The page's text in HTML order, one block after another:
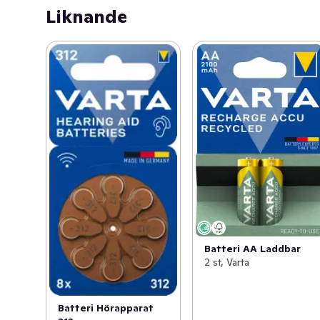
Liknande
Batteri Hörapparat
Batteri AA Laddbar
2 st, Varta